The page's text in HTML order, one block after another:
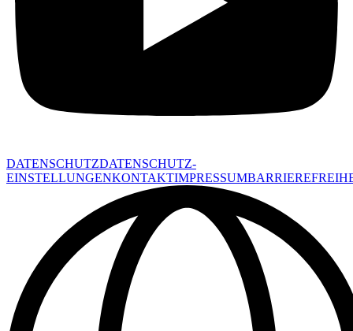
DATENSCHUTZDATENSCHUTZ-
EINSTELLUNGENKONTAKTIMPRESSUM